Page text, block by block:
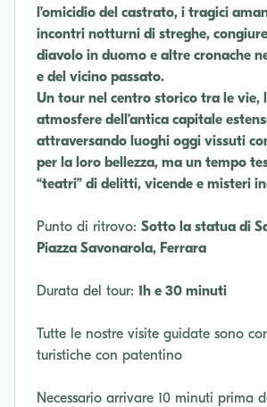
l’omicidio del castrato, i tragici
incontri notturni di streghe,
diavolo in duomo e altre cronache
e del vicino passato.
Un tour nel centro storico tra le vie,
atmosfere dell’antica capitale
attraversando luoghi oggi vissuti
per la loro bellezza, ma un tempo
“teatri” di delitti, vicende e misteri
Punto di ritrovo: Sotto la statua di
Piazza Savonarola, Ferrara
Durata del tour: 1h e 30 minuti
Tutte le nostre visite guidate sono
turistiche con patentino
Necessario arrivare 10 minuti prima